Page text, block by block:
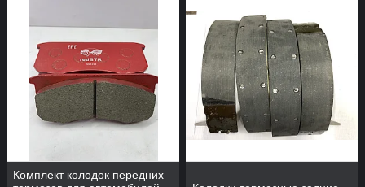
Комплект колодок передних